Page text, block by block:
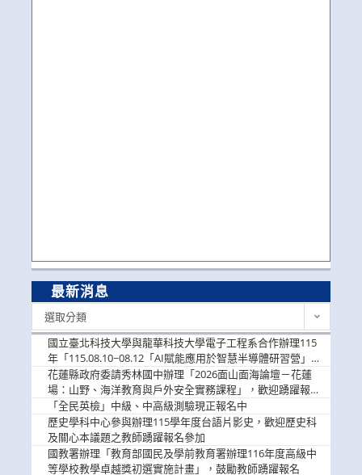
最新消息
選取分類
國立臺北科技大學與龍華科技大學電子工程系合作辦理115
年「115.08.10~08.12「AI賦能應用於智慧半導體研習營」，
歡迎學生踴躍報名參加
花蓮縣政府委請秀林國中辦理「2026面山面海論壇－花蓮
場：山野、海洋教育與戶外安全實務課程」，歡迎踴躍報名
參加
「全民英檢」中級、中高級測驗現正報名中
歷史學科中心參與辦理115學年度台語片影史，歡迎歷史科
及關心本議題之教師踴躍報名參加
國教署辦理「教育部國民及學前教育署辦理116年度高級中
等學校教學卓越獎初選實施計畫」，鼓勵教師踴躍報名